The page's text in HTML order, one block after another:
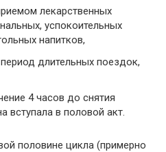
лекарственных
успокоительных
напитков,
длительных поездок,
4 часов до снятия
вступала в половой акт.
половине цикла (примерно